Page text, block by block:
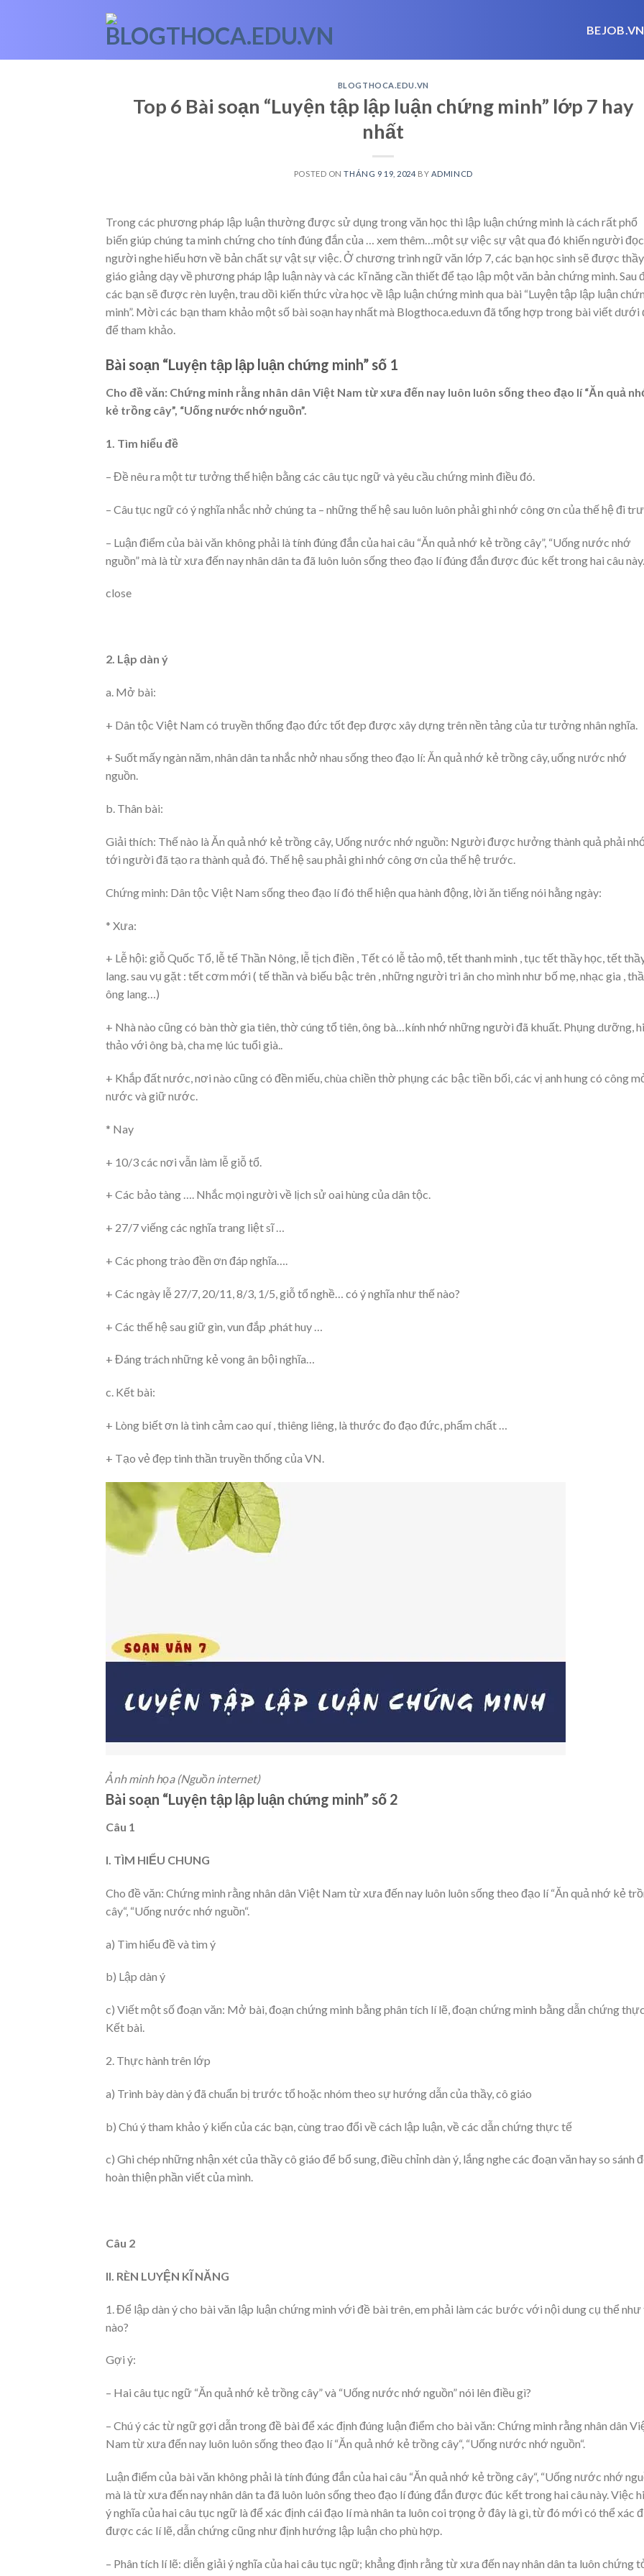
BEJOB.VN
BLOGTHOCA.EDU.VN
Top 6 Bài soạn “Luyện tập lập luận chứng minh” lớp 7 hay
nhất
POSTED ONTHÁNG 9 19, 2024 BY ADMINCD
Trong các phương pháp lập luận thường được sử dụng trong văn học thì lập luận chứng minh là cách rất phổ
biến giúp chúng ta minh chứng cho tính đúng đắn của
… xem thêm… một sự việc sự vật qua đó khiến người
người nghe hiểu hơn về bản chất sự vật sự việc. Ở chương trình ngữ văn lớp 7, các bạn học sinh sẽ được
giáo giảng dạy về phương pháp lập luận này và các kĩ năng cần thiết để tạo lập một văn bản chứng minh. Sau
các bạn sẽ được rèn luyện, trau dồi kiến thức vừa học về lập luận chứng minh qua bài “Luyện tập lập luận
minh”. Mời các bạn tham khảo một số bài soạn hay nhất mà Blogthoca.edu.vn đã tổng hợp trong bài viết dưới
để tham khảo.
Bài soạn “Luyện tập lập luận chứng minh” số 1
Cho đề văn: Chứng minh rằng nhân dân Việt Nam từ xưa đến nay luôn luôn sống theo đạo lí “Ăn quả
kẻ trồng cây”, “Uống nước nhớ nguồn”.
1. Tìm hiểu đề
– Đề nêu ra một tư tưởng thể hiện bằng các câu tục ngữ và yêu cầu chứng minh điều đó.
– Câu tục ngữ có ý nghĩa nhắc nhở chúng ta – những thế hệ sau luôn luôn phải ghi nhớ công ơn của thế hệ đi
– Luận điểm của bài văn không phải là tính đúng đắn của hai câu “Ăn quả nhớ kẻ trồng cây”, “Uống nước nhớ
nguồn” mà là từ xưa đến nay nhân dân ta đã luôn luôn sống theo đạo lí đúng đắn được đúc kết trong hai câu này.
close
2. Lập dàn ý
a. Mở bài:
+ Dân tộc Việt Nam có truyền thống đạo đức tốt đẹp được xây dựng trên nền tảng của tư tưởng nhân nghĩa.
+ Suốt mấy ngàn năm, nhân dân ta nhắc nhở nhau sống theo đạo lí: Ăn quả nhớ kẻ trồng cây, uống nước nhớ
nguồn.
b. Thân bài:
Giải thích: Thế nào là Ăn quả nhớ kẻ trồng cây, Uống nước nhớ nguồn: Người được hưởng thành quả phải
tới người đã tạo ra thành quả đó. Thế hệ sau phải ghi nhớ công ơn của thế hệ trước.
Chứng minh: Dân tộc Việt Nam sống theo đạo lí đó thể hiện qua hành động, lời ăn tiếng nói hằng ngày:
* Xưa:
+ Lễ hội: giỗ Quốc Tổ, lễ tế Thần Nông, lễ tịch điền , Tết có lễ tảo mộ, tết thanh minh , tục tết thầy học, tết
lang. sau vụ gặt : tết cơm mới ( tế thần và biếu bậc trên , những người tri ân cho mình như bố mẹ, nhạc gia ,
ông lang…)
+ Nhà nào cũng có bàn thờ gia tiên, thờ cúng tổ tiên, ông bà…kính nhớ những người đã khuất. Phụng dưỡng,
thảo với ông bà, cha mẹ lúc tuổi già..
+ Khắp đất nước, nơi nào cũng có đền miếu, chùa chiền thờ phụng các bậc tiền bối, các vị anh hung có công
nước và giữ nước.
* Nay
+ 10/3 các nơi vẫn làm lễ giỗ tổ.
+ Các bảo tàng …. Nhắc mọi người về lịch sử oai hùng của dân tộc.
+ 27/7 viếng các nghĩa trang liệt sĩ …
+ Các phong trào đền ơn đáp nghĩa….
+ Các ngày lễ 27/7, 20/11, 8/3, 1/5, giỗ tổ nghề… có ý nghĩa như thế nào?
+ Các thế hệ sau giữ gìn, vun đắp ,phát huy …
+ Đáng trách những kẻ vong ân bội nghĩa…
c. Kết bài:
+ Lòng biết ơn là tình cảm cao quí , thiêng liêng, là thước đo đạo đức, phẩm chất …
+ Tạo vẻ đẹp tinh thần truyền thống của VN.
Ảnh minh họa (Nguồn internet)
Bài soạn “Luyện tập lập luận chứng minh” số 2
Câu 1
I. TÌM HIỂU CHUNG
Cho đề văn: Chứng minh rằng nhân dân Việt Nam từ xưa đến nay luôn luôn sống theo đạo lí “Ăn quả nhớ kẻ
cây“, “Uống nước nhớ nguồn“.
a) Tìm hiểu đề và tìm ý
b) Lập dàn ý
c) Viết một số đoạn văn: Mở bài, đoạn chứng minh bằng phân tích lí lẽ, đoạn chứng minh bằng dẫn chứng
Kết bài.
2. Thực hành trên lớp
a) Trình bày dàn ý đã chuẩn bị trước tổ hoặc nhóm theo sự hướng dẫn của thầy, cô giáo
b) Chú ý tham khảo ý kiến của các bạn, cùng trao đổi về cách lập luận, về các dẫn chứng thực tế
c) Ghi chép những nhận xét của thầy cô giáo để bổ sung, điều chỉnh dàn ý, lắng nghe các đoạn văn hay so sánh
hoàn thiện phần viết của mình.
Câu 2
II. RÈN LUYỆN KĨ NĂNG
1. Để lập dàn ý cho bài văn lập luận chứng minh với đề bài trên, em phải làm các bước với nội dung cụ thể như
nào?
Gợi ý:
– Hai câu tục ngữ “Ăn quả nhớ kẻ trồng cây” và “Uống nước nhớ nguồn” nói lên điều gì?
– Chú ý các từ ngữ gợi dẫn trong đề bài để xác định đúng luận điểm cho bài văn: Chứng minh rằng nhân dân
Nam từ xưa đến nay luôn luôn sống theo đạo lí “Ăn quả nhớ kẻ trồng cây“, “Uống nước nhớ nguồn“.
Luận điểm của bài văn không phải là tính đúng đắn của hai câu “Ăn quả nhớ kẻ trồng cây“, “Uống nước nhớ
mà là từ xưa đến nay nhân dân ta đã luôn luôn sống theo đạo lí đúng đắn được đúc kết trong hai câu này. Việc
ý nghĩa của hai câu tục ngữ là để xác định cái đạo lí mà nhân ta luôn coi trọng ở đây là gì, từ đó mới có thể xác
được các lí lẽ, dẫn chứng cũng như định hướng lập luận cho phù hợp.
– Phân tích lí lẽ: diễn giải ý nghĩa của hai câu tục ngữ; khẳng định rằng từ xưa đến nay nhân dân ta luôn chứng